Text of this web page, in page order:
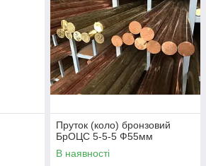
Пруток (коло) бронзовий
БрОЦС 5-5-5 Ф55мм
В наявності